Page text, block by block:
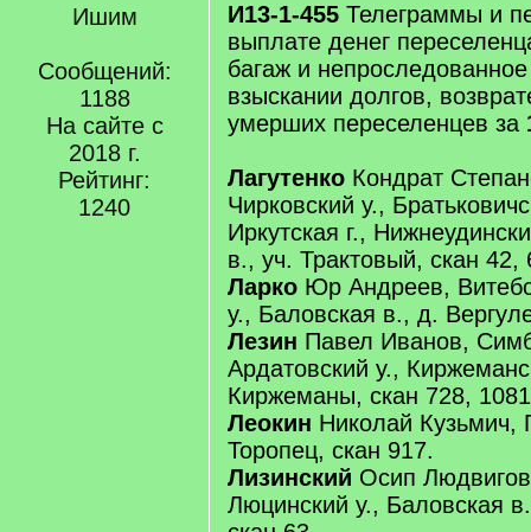
Ишим
Сообщений:
1188
На сайте с
2018 г.
Рейтинг:
1240
И13-1-455 Телеграммы и
выплате денег
багаж и
взыскании долгов,
умерших переселенцев за
Лагутенко Кондрат
Чирковский у.,
Иркутская г.,
в., уч. Трактовый, скан 42,
Ларко Юр Андреев,
у., Баловская в., д.
Лезин Павел Иванов,
Ардатовский у.,
Киржеманы, скан 728,
Леокин Николай Кузьмич,
Торопец, скан 917.
Лизинский Осип
Люцинский у., Баловская